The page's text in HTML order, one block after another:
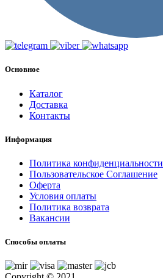
Основное
Каталог
Доставка
Контакты
Информация
Политика конфиденциальности
Пользовательское Соглашение
Оферта
Условия оплаты
Политика возврата
Вакансии
Способы оплаты